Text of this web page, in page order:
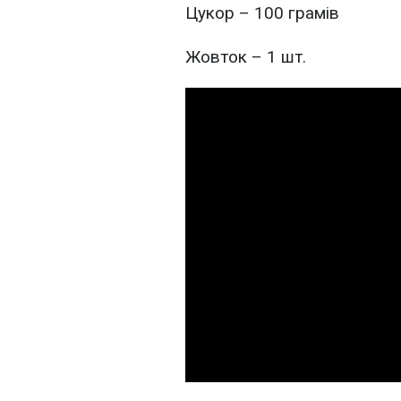
Цукор – 100 грамів
Жовток – 1 шт.